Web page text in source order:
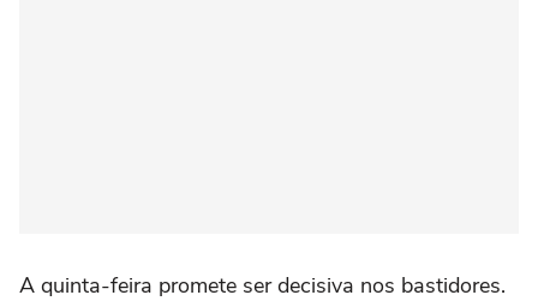
A quinta-feira promete ser decisiva nos bastidores.